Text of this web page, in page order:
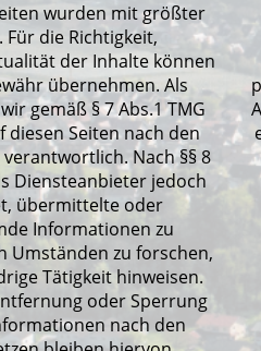
wurden mit größter
die Richtigkeit,
der Inhalte können
übernehmen. Als
gemäß § 7 Abs.1 TMG
diesen Seiten nach den
Nach §§ 8
Diensteanbieter jedoch
übermittelte oder
Informationen zu
Umständen zu forschen,
Tätigkeit hinweisen.
oder Sperrung
nach den